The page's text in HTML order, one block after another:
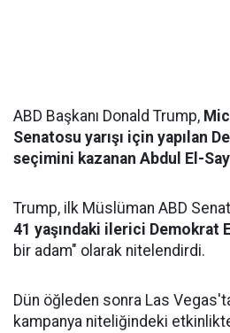
ABD Başkanı Donald Trump,
Senatosu yarışı için yapılan
seçimini kazanan Abdul El-
Trump, ilk Müslüman ABD
41 yaşındaki ilerici Demokrat
bir adam" olarak nitelendirdi.
Dün öğleden sonra Las
kampanya niteliğindeki